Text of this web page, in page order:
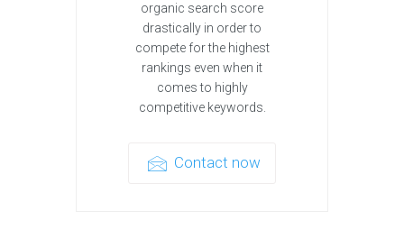
organic search score
drastically in order to
compete for the highest
rankings even when it
comes to highly
competitive keywords.
Contact now